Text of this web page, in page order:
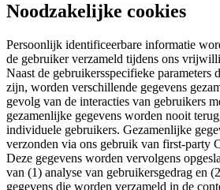
Noodzakelijke cookies
Persoonlijk identificeerbare informatie
de gebruiker verzameld tijdens ons
Naast de gebruikersspecifieke parameters
zijn, worden verschillende gegevens
gevolg van de interacties van gebruikers
gezamenlijke gegevens worden nooit
individuele gebruikers. Gezamenlijke
verzonden via ons gebruik van first-party
Deze gegevens worden vervolgens
van (1) analyse van gebruikersgedrag en
gegevens die worden verzameld in de